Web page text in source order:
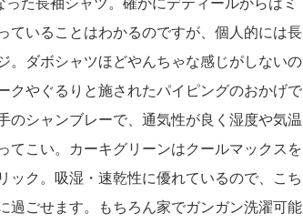
た長袖シャツ。確かにデティールからはミ
ていることはわかるのですが、個人的には長
。ダボシャツほどやんちゃな感じがしないの
クやぐるりと施されたパイピングのおかげで
のシャンブレーで、通気性が良く湿度や気温
てこい。カーキグリーンはクールマックスを
ック。吸湿・速乾性に優れているので、こち
過ごせます。もちろん家でガンガン洗濯可能